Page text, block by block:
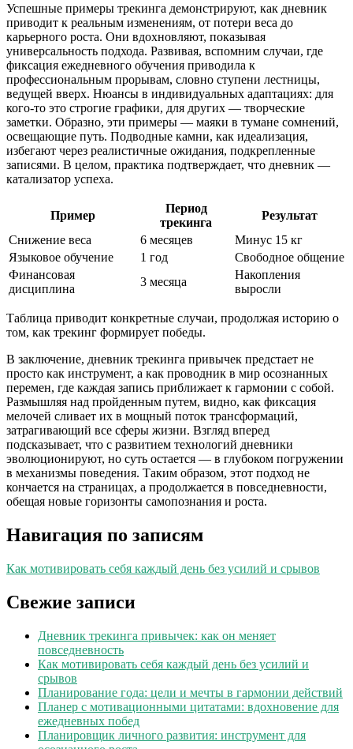
Успешные примеры трекинга демонстрируют, как дневник
приводит к реальным изменениям, от потери веса до
карьерного роста. Они вдохновляют, показывая
универсальность подхода. Развивая, вспомним случаи, где
фиксация ежедневного обучения приводила к
профессиональным прорывам, словно ступени лестницы,
ведущей вверх. Нюансы в индивидуальных адаптациях: для
кого-то это строгие графики, для других — творческие
заметки. Образно, эти примеры — маяки в тумане сомнений,
освещающие путь. Подводные камни, как идеализация,
избегают через реалистичные ожидания, подкрепленные
записями. В целом, практика подтверждает, что дневник —
катализатор успеха.
Пример
Период
трекинга
Результат
Снижение веса
6 месяцев
Минус 15 кг
Языковое обучение
1 год
Свободное общение
Финансовая
дисциплина
3 месяца
Накопления
выросли
Таблица приводит конкретные случаи, продолжая историю о
том, как трекинг формирует победы.
В заключение, дневник трекинга привычек предстает не
просто как инструмент, а как проводник в мир осознанных
перемен, где каждая запись приближает к гармонии с собой.
Размышляя над пройденным путем, видно, как фиксация
мелочей сливает их в мощный поток трансформаций,
затрагивающий все сферы жизни. Взгляд вперед
подсказывает, что с развитием технологий дневники
эволюционируют, но суть остается — в глубоком погружении
в механизмы поведения. Таким образом, этот подход не
кончается на страницах, а продолжается в повседневности,
обещая новые горизонты самопознания и роста.
Навигация по записям
Как мотивировать себя каждый день без усилий и срывов
Свежие записи
Дневник трекинга привычек: как он меняет
повседневность
Как мотивировать себя каждый день без усилий и
срывов
Планирование года: цели и мечты в гармонии действий
Планер с мотивационными цитатами: вдохновение для
ежедневных побед
Планировщик личного развития: инструмент для